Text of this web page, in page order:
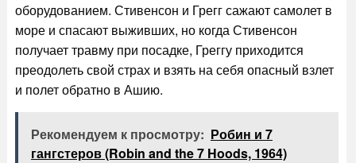
оборудованием. Стивенсон и Грегг сажают самолет в
море и спасают выживших, но когда Стивенсон
получает травму при посадке, Греггу приходится
преодолеть свой страх и взять на себя опасный взлет
и полет обратно в Ашию.
Рекомендуем к просмотру: Робин и 7
гангстеров (Robin and the 7 Hoods, 1964)